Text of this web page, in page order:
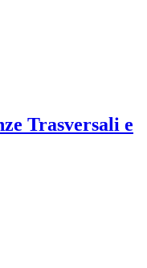
Trasversali e